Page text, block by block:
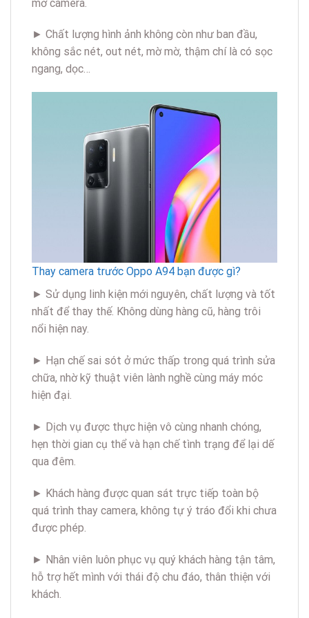
mở camera.
► Chất lượng hình ảnh không còn như ban đầu,
không sắc nét, out nét, mờ mờ, thậm chí là có sọc
ngang, dọc…
Thay camera trước Oppo A94 bạn được gì?
► Sử dụng linh kiện mới nguyên, chất lượng và tốt
nhất để thay thế. Không dùng hàng cũ, hàng trôi
nổi hiện nay.
► Hạn chế sai sót ở mức thấp trong quá trình sửa
chữa, nhờ kỹ thuật viên lành nghề cùng máy móc
hiện đại.
► Dịch vụ được thực hiện vô cùng nhanh chóng,
hẹn thời gian cụ thể và hạn chế tình trạng để lại dế
qua đêm.
► Khách hàng được quan sát trực tiếp toàn bộ
quá trình thay camera, không tự ý tráo đổi khi chưa
được phép.
► Nhân viên luôn phục vụ quý khách hàng tận tâm,
hỗ trợ hết mình với thái độ chu đáo, thân thiện với
khách.